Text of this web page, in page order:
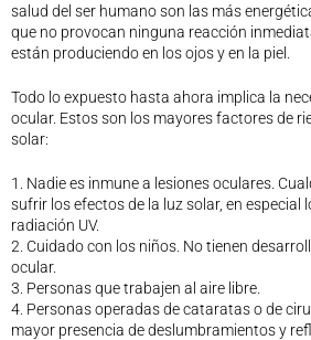
Calendario
Formación
Archivo de formación
Vídeos de formación
MURCIA OPTOM MEETING 2025
EL COORM EN EL OPTOM 2024
V Congreso de Salud Visual y Pediatría 2022
Transparencia
Quiénes somos
Actualidad
salud del ser humano son las más
que no provocan ninguna reacción
están produciendo en los ojos y en la piel.
Todo lo expuesto hasta ahora implica la
ocular. Estos son los mayores factores de
solar:
1. Nadie es inmune a lesiones oculares.
sufrir los efectos de la luz solar, en especial
radiación UV.
2. Cuidado con los niños. No tienen
ocular.
3. Personas que trabajen al aire libre.
4. Personas operadas de cataratas o de
mayor presencia de deslumbramientos y